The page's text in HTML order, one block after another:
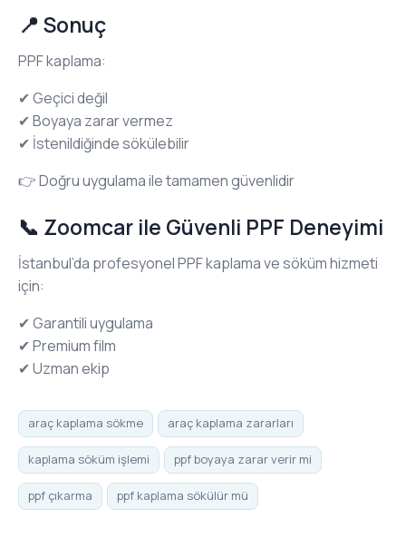
📍 Sonuç
PPF kaplama:
✔ Geçici değil
✔ Boyaya zarar vermez
✔ İstenildiğinde sökülebilir
👉 Doğru uygulama ile tamamen güvenlidir
📞 Zoomcar ile Güvenli PPF Deneyimi
İstanbul’da profesyonel PPF kaplama ve söküm hizmeti
için:
✔ Garantili uygulama
✔ Premium film
✔ Uzman ekip
araç kaplama sökme araç kaplama zararları
kaplama söküm işlemi ppf boyaya zarar verir mi
ppf çıkarma ppf kaplama sökülür mü